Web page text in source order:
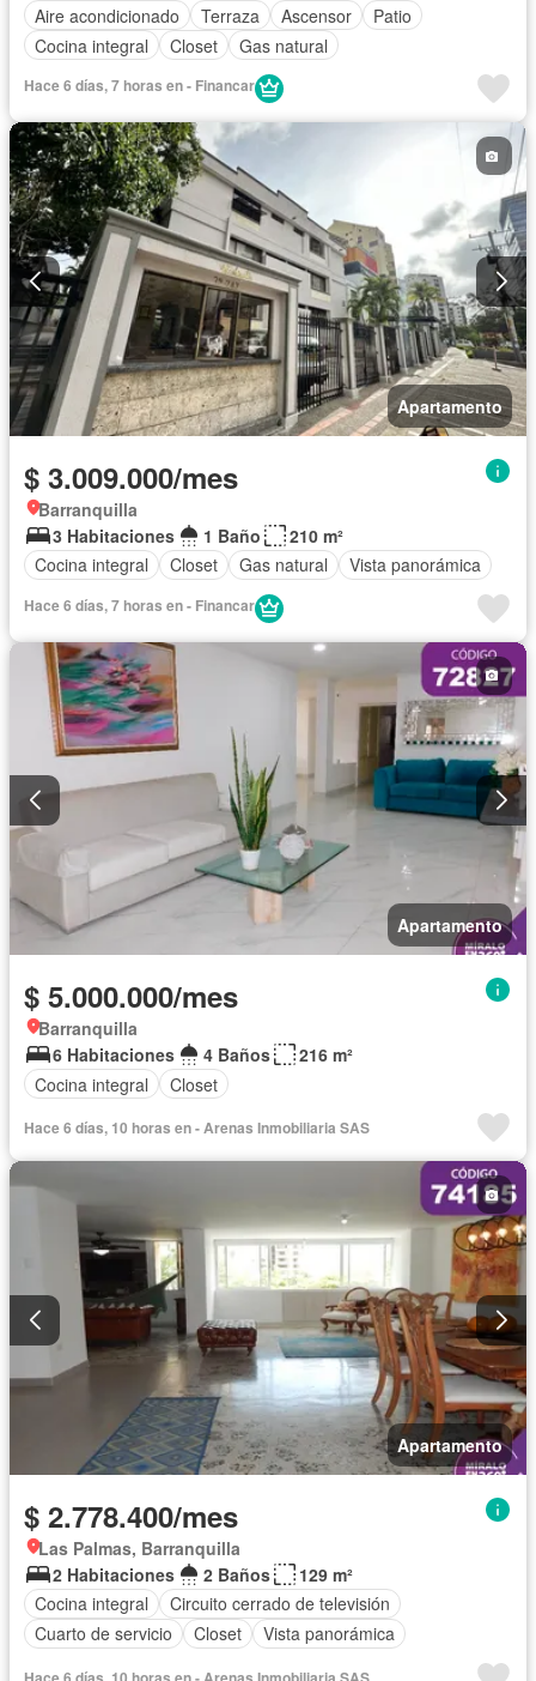
Aire acondicionado
Terraza Ascensor
Patio
Cocina integral
Closet Gas natural
Hace 6 días, 7 horas en - Financar
Apartamento
$ 3.009.000/mes
Barranquilla
3 Habitaciones
1 Baño
210 m²
Cocina integral
Closet Gas natural Vista panorámica
Hace 6 días, 7 horas en - Financar
Apartamento
$ 5.000.000/mes
Barranquilla
6 Habitaciones
4 Baños
216 m²
Cocina integral
Closet
Hace 6 días, 10 horas en - Arenas Inmobiliaria SAS
Apartamento
$ 2.778.400/mes
Las Palmas, Barranquilla
2 Habitaciones
2 Baños
129 m²
Cocina integral
Circuito cerrado de televisión
Cuarto de servicio
Closet Vista panorámica